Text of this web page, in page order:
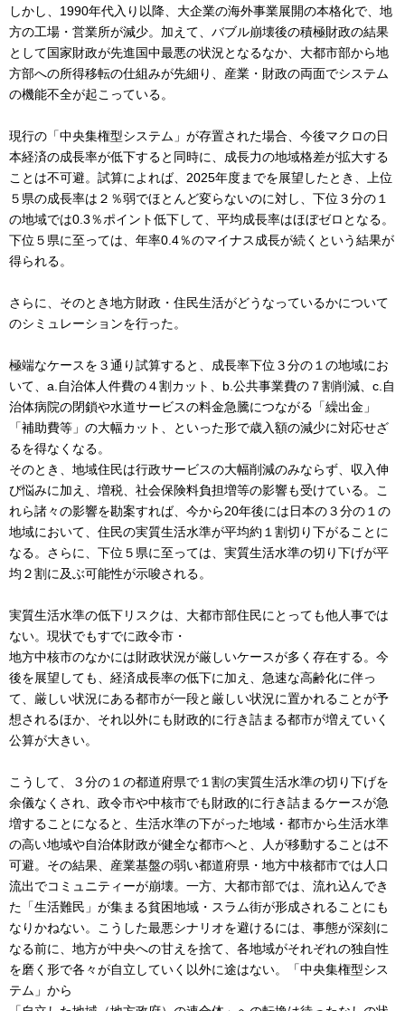
しかし、1990年代入り以降、大企業の海外事業展開の本格化で、地
方の工場・営業所が減少。加えて、バブル崩壊後の積極財政の結果
として国家財政が先進国中最悪の状況となるなか、大都市部から地
方部への所得移転の仕組みが先細り、産業・財政の両面でシステム
の機能不全が起こっている。
現行の「中央集権型システム」が存置された場合、今後マクロの日
本経済の成長率が低下すると同時に、成長力の地域格差が拡大する
ことは不可避。試算によれば、2025年度までを展望したとき、上位
５県の成長率は２％弱でほとんど変らないのに対し、下位３分の１
の地域では0.3％ポイント低下して、平均成長率はほぼゼロとなる。
下位５県に至っては、年率0.4％のマイナス成長が続くという結果が
得られる。
さらに、そのとき地方財政・住民生活がどうなっているかについて
のシミュレーションを行った。
極端なケースを３通り試算すると、成長率下位３分の１の地域にお
いて、a.自治体人件費の４割カット、b.公共事業費の７割削減、c.自
治体病院の閉鎖や水道サービスの料金急騰につながる「繰出金」
「補助費等」の大幅カット、といった形で歳入額の減少に対応せざ
るを得なくなる。
そのとき、地域住民は行政サービスの大幅削減のみならず、収入伸
び悩みに加え、増税、社会保険料負担増等の影響も受けている。こ
れら諸々の影響を勘案すれば、今から20年後には日本の３分の１の
地域において、住民の実質生活水準が平均約１割切り下がることに
なる。さらに、下位５県に至っては、実質生活水準の切り下げが平
均２割に及ぶ可能性が示唆される。
実質生活水準の低下リスクは、大都市部住民にとっても他人事では
ない。現状でもすでに政令市・
地方中核市のなかには財政状況が厳しいケースが多く存在する。今
後を展望しても、経済成長率の低下に加え、急速な高齢化に伴っ
て、厳しい状況にある都市が一段と厳しい状況に置かれることが予
想されるほか、それ以外にも財政的に行き詰まる都市が増えていく
公算が大きい。
こうして、３分の１の都道府県で１割の実質生活水準の切り下げを
余儀なくされ、政令市や中核市でも財政的に行き詰まるケースが急
増することになると、生活水準の下がった地域・都市から生活水準
の高い地域や自治体財政が健全な都市へと、人が移動することは不
可避。その結果、産業基盤の弱い都道府県・地方中核都市では人口
流出でコミュニティーが崩壊。一方、大都市部では、流れ込んでき
た「生活難民」が集まる貧困地域・スラム街が形成されることにも
なりかねない。こうした最悪シナリオを避けるには、事態が深刻に
なる前に、地方が中央への甘えを捨て、各地域がそれぞれの独自性
を磨く形で各々が自立していく以外に途はない。「中央集権型シス
テム」から